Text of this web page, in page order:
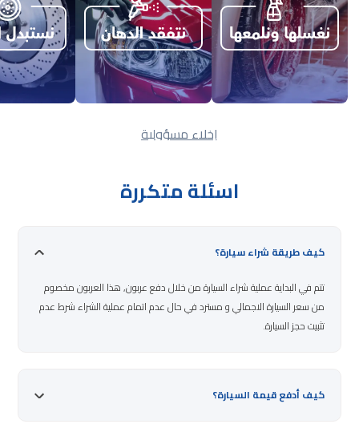
إخلاء مسؤولية
اسئلة متكررة
كيف طريقة شراء سيارة؟
تتم في البداية عملية شراء السيارة من خلال دفع عربون, هذا العربون مخصوم
من سعر السيارة الاجمالي و مسترد في حال عدم اتمام عملية الشراء شرط عدم
تثبيت حجز السيارة.
كيف أدفع قيمة السيارة؟